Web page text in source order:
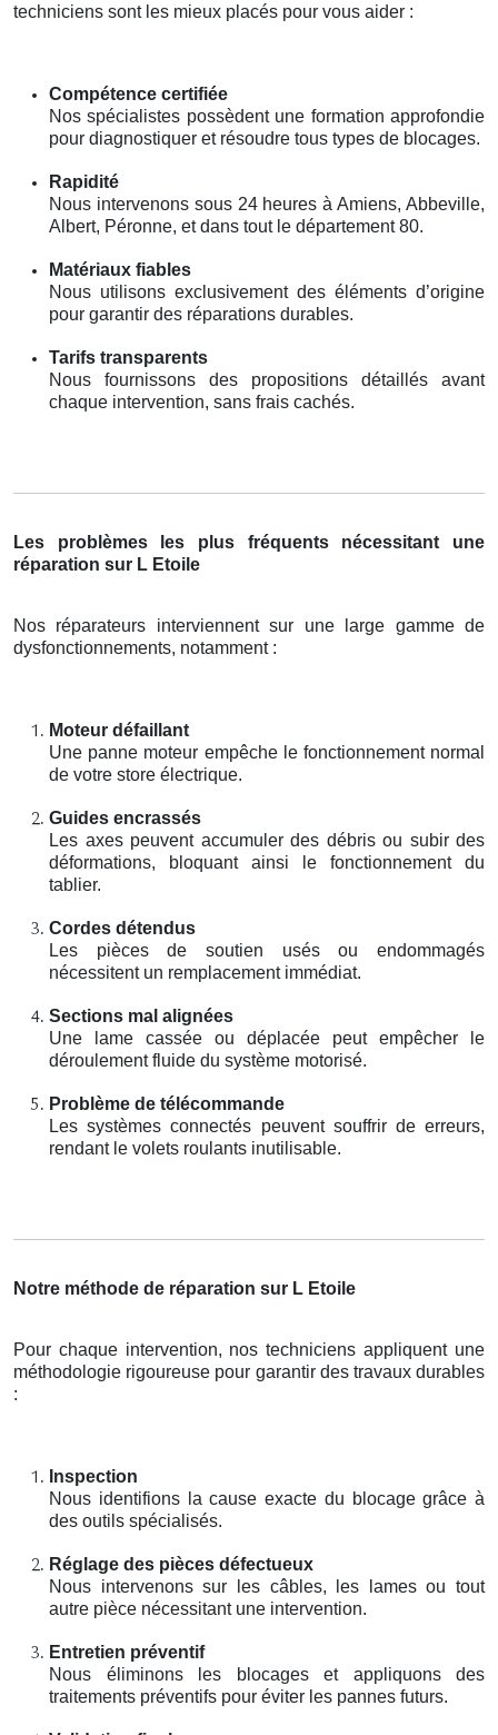
techniciens sont les mieux placés pour vous aider :
Compétence certifiée
Nos spécialistes possèdent une formation approfondie
pour diagnostiquer et résoudre tous types de blocages.
Rapidité
Nous intervenons sous 24 heures à Amiens, Abbeville,
Albert, Péronne, et dans tout le département 80.
Matériaux fiables
Nous utilisons exclusivement des éléments d’origine
pour garantir des réparations durables.
Tarifs transparents
Nous fournissons des propositions détaillés avant
chaque intervention, sans frais cachés.
Les problèmes les plus fréquents nécessitant une
réparation sur L Etoile
Nos réparateurs interviennent sur une large gamme de
dysfonctionnements, notamment :
Moteur défaillant
Une panne moteur empêche le fonctionnement normal
de votre store électrique.
Guides encrassés
Les axes peuvent accumuler des débris ou subir des
déformations, bloquant ainsi le fonctionnement du
tablier.
Cordes détendus
Les pièces de soutien usés ou endommagés
nécessitent un remplacement immédiat.
Sections mal alignées
Une lame cassée ou déplacée peut empêcher le
déroulement fluide du système motorisé.
Problème de télécommande
Les systèmes connectés peuvent souffrir de erreurs,
rendant le volets roulants inutilisable.
Notre méthode de réparation sur L Etoile
Pour chaque intervention, nos techniciens appliquent une
méthodologie rigoureuse pour garantir des travaux durables
:
Inspection
Nous identifions la cause exacte du blocage grâce à
des outils spécialisés.
Réglage des pièces défectueux
Nous intervenons sur les câbles, les lames ou tout
autre pièce nécessitant une intervention.
Entretien préventif
Nous éliminons les blocages et appliquons des
traitements préventifs pour éviter les pannes futurs.